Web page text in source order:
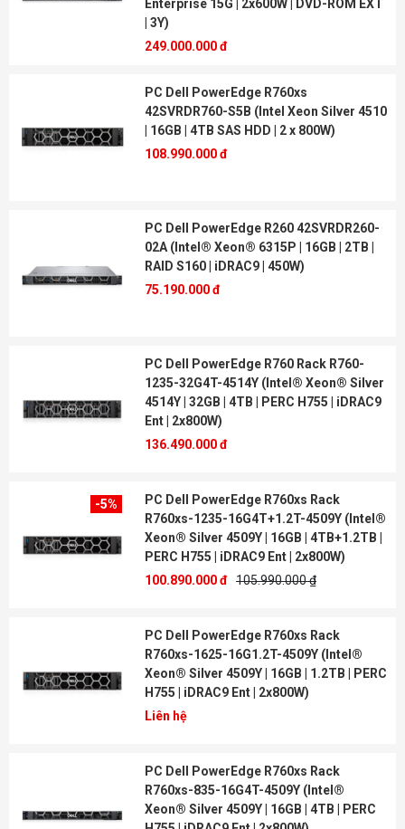
Enterprise 15G | 2x600W | DVD-ROM EXT
| 3Y)
249.000.000 đ
PC Dell PowerEdge R760xs
42SVRDR760-S5B (Intel Xeon Silver 4510
| 16GB | 4TB SAS HDD | 2 x 800W)
108.990.000 đ
PC Dell PowerEdge R260 42SVRDR260-
02A (Intel® Xeon® 6315P | 16GB | 2TB |
RAID S160 | iDRAC9 | 450W)
75.190.000 đ
PC Dell PowerEdge R760 Rack R760-
1235-32G4T-4514Y (Intel® Xeon® Silver
4514Y | 32GB | 4TB | PERC H755 | iDRAC9
Ent | 2x800W)
136.490.000 đ
-5%
PC Dell PowerEdge R760xs Rack
R760xs-1235-16G4T+1.2T-4509Y (Intel®
Xeon® Silver 4509Y | 16GB | 4TB+1.2TB |
PERC H755 | iDRAC9 Ent | 2x800W)
100.890.000 đ 105.990.000 ₫
PC Dell PowerEdge R760xs Rack
R760xs-1625-16G1.2T-4509Y (Intel®
Xeon® Silver 4509Y | 16GB | 1.2TB | PERC
H755 | iDRAC9 Ent | 2x800W)
Liên hệ
PC Dell PowerEdge R760xs Rack
R760xs-835-16G4T-4509Y (Intel®
Xeon® Silver 4509Y | 16GB | 4TB | PERC